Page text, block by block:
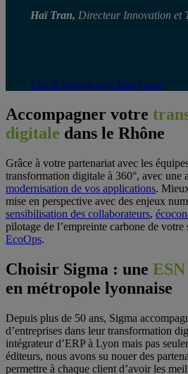
Haï Tran, Directeur Innovation et
Lire le témoignage Energisme
Accompagner votre
digitale dans le Rhône
Grâce à votre partenariat avec les
transformation digitale à 360°, avec une
modernisation de vos applications.
mise en perspective avec des enjeux
sensibilisation des collaborateurs,
pilotage de l’empreinte carbone de
EcoOps.
Choisir Sigma : une
en métropole lyonnaise
Depuis plus de 50 ans, Sigma
d’entreprises dans leur transformation
intégrateur d’ERP à Lyon mais pas
éditeurs, nous avons su nouer des
permettre à chaque client d’avoir les